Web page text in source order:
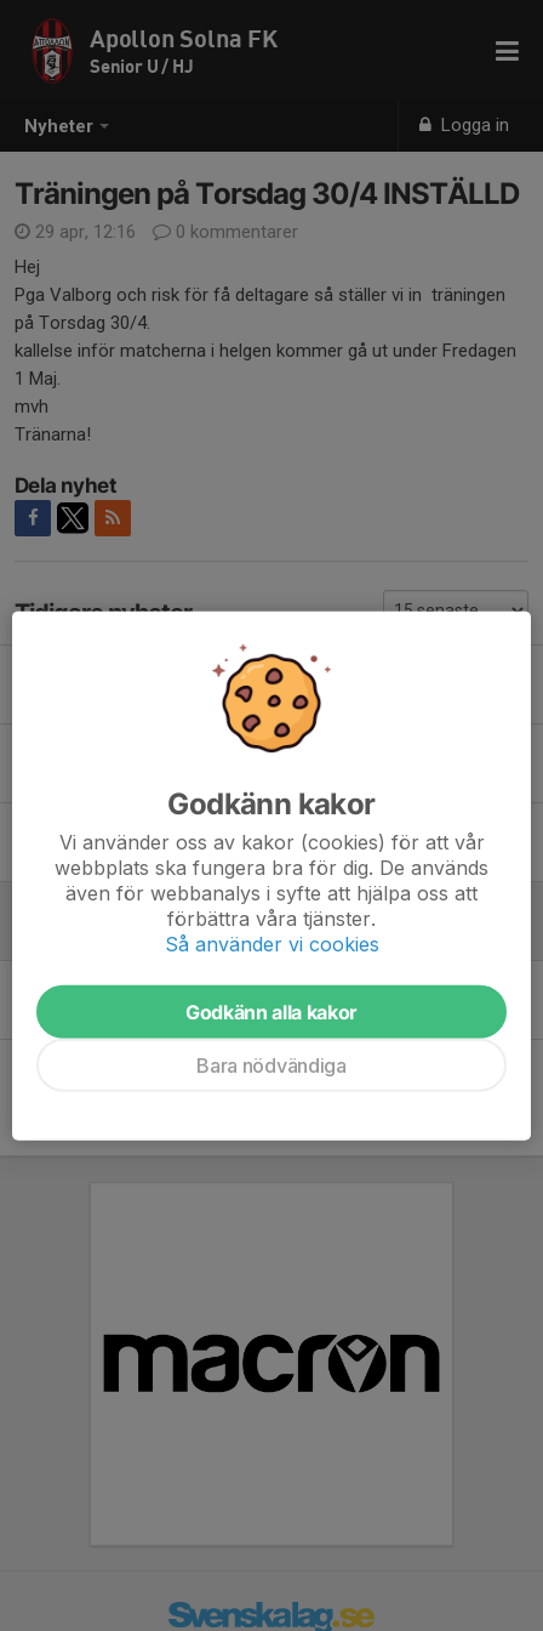
Nyheter Logga in
Apollon Solna FK
Senior U / HJ
Träningen på Torsdag 30/4 INSTÄLLD
29 apr, 12:16
0 kommentarer
Hej
Pga Valborg och risk för få deltagare så ställer vi in träningen
på Torsdag 30/4.
kallelse inför matcherna i helgen kommer gå ut under Fredagen
1 Maj.
mvh
Tränarna!
Dela nyhet
Tidigare nyheter
Uppstart Måndag 3 Augusti
Torsdagens träning 4/6 Inställd
Inställd dagens match mot Ingarö
31 maj, 11:17 0
Träningen på Torsdag 30/4 INSTÄLLD
29 apr, 12:16
Senior U - Apollons senior förberedande lag
15 jan, 08:04 0
Godkänn kakor
Vi använder oss av kakor (cookies) för att vår
webbplats ska fungera bra för dig. De används
även för webbanalys i syfte att hjälpa oss att
förbättra våra tjänster.
Så använder vi cookies
Godkänn alla kakor
Bara nödvändiga